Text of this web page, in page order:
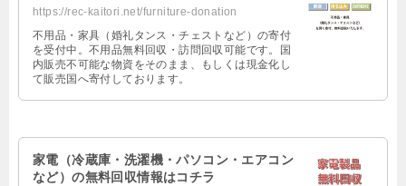
https://rec-kaitori.net/furniture-donation
不用品・家具（婚礼タンス・チェストなど）の寄付
を受付中。不用品無料回収・訪問回収可能です。国
内販売不可能な物資をそのまま、もしくは現金化し
て販売国へ寄付しております。
家電（冷蔵庫・洗濯機・パソコン・エアコン
など）の無料回収情報はコチラ